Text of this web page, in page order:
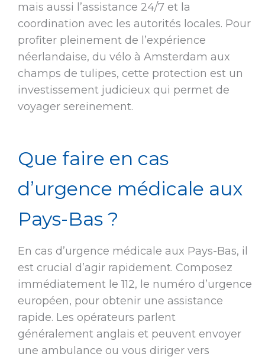
mais aussi l’assistance 24/7 et la
coordination avec les autorités locales. Pour
profiter pleinement de l’expérience
néerlandaise, du vélo à Amsterdam aux
champs de tulipes, cette protection est un
investissement judicieux qui permet de
voyager sereinement.
Que faire en cas
d’urgence médicale aux
Pays-Bas ?
En cas d’urgence médicale aux Pays-Bas, il
est crucial d’agir rapidement. Composez
immédiatement le 112, le numéro d’urgence
européen, pour obtenir une assistance
rapide. Les opérateurs parlent
généralement anglais et peuvent envoyer
une ambulance ou vous diriger vers